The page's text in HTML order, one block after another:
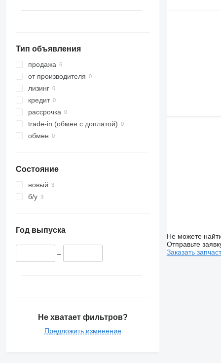
Тип объявления
продажа
от производителя
лизинг
кредит
рассрочка
trade-in (обмен с доплатой)
обмен
Состояние
новый
б/у
Год выпуска
–
Не хватает фильтров?
Предложить изменение
Не можете
Отправьте
Заказать